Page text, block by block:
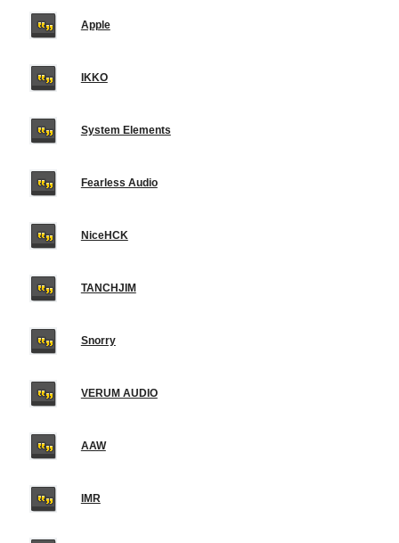
Apple
IKKO
System Elements
Fearless Audio
NiceHCK
TANCHJIM
Snorry
VERUM AUDIO
AAW
IMR